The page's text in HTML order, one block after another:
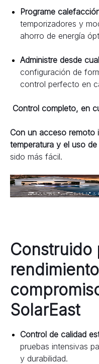
Programe
temporizadores y
ahorro de energía
Administre desde
configuración de
control perfecto en
Control completo, en
Con un acceso remoto
temperatura y el uso
sido más fácil.
Construido
SolarEast
Control de calidad
pruebas intensivas
y durabilidad.